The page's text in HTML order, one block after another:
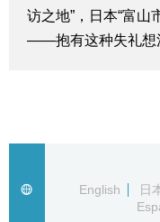
视觉日本
日本信息库
访之地”，日本“富山
——抱有这种失礼想
English
日